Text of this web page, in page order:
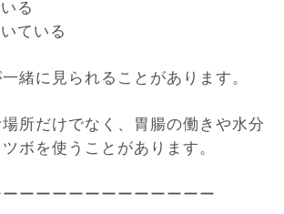
る
ている
緒に見られることがあります。
所だけでなく、胃腸の働きや水分
ボを使うことがあります。
ーーーーーーーーーーーー